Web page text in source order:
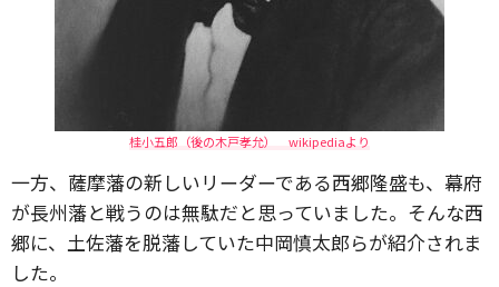
桂小五郎（後の木戸孝允） wikipediaより
一方、薩摩藩の新しいリーダーである西郷隆盛も、幕府
が長州藩と戦うのは無駄だと思っていました。そんな西
郷に、土佐藩を脱藩していた中岡慎太郎らが紹介されま
した。